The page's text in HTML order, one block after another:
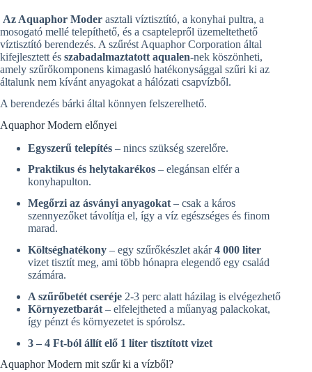
Az Aquaphor Moder asztali víztisztító, a konyhai pultra, a
mosogató mellé telepíthető, és a csaptelepről üzemeltethető
víztisztító berendezés. A szűrést Aquaphor Corporation által
kifejlesztett és szabadalmaztatott aqualen-nek köszönheti,
amely szűrőkomponens kimagasló hatékonysággal szűri ki az
általunk nem kívánt anyagokat a hálózati csapvízből.
A berendezés bárki által könnyen felszerelhető.
Aquaphor Modern előnyei
Egyszerű telepítés – nincs szükség szerelőre.
Praktikus és helytakarékos – elegánsan elfér a
konyhapulton.
Megőrzi az ásványi anyagokat – csak a káros
szennyezőket távolítja el, így a víz egészséges és finom
marad.
Költséghatékony – egy szűrőkészlet akár4 000 liter
vizet tisztít meg, ami több hónapra elegendő egy család
számára.
A szűrőbetét cseréje 2-3 perc alatt házilag is elvégezhető
Környezetbarát – elfelejtheted a műanyag palackokat,
így pénzt és környezetet is spórolsz.
3 – 4 Ft-ból állít elő 1 liter tisztított vizet
Aquaphor Modern mit szűr ki a vízből?